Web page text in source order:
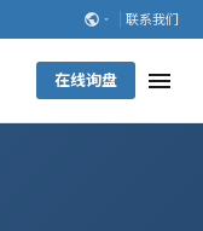
联系我们
在线询盘